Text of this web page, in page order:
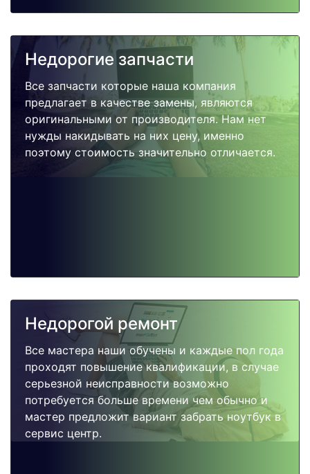
Недорогие запчасти
Все запчасти которые наша компания
предлагает в качестве замены, являются
оригинальными от производителя. Нам нет
нужды накидывать на них цену, именно
поэтому стоимость значительно отличается.
Недорогой ремонт
Все мастера наши обучены и каждые пол года
проходят повышение квалификации, в случае
серьезной неисправности возможно
потребуется больше времени чем обычно и
мастер предложит вариант забрать ноутбук в
сервис центр.